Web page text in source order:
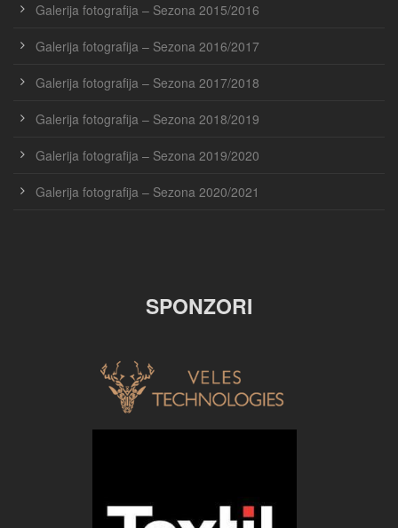
Galerija fotografija – Sezona 2015/2016
Galerija fotografija – Sezona 2016/2017
Galerija fotografija – Sezona 2017/2018
Galerija fotografija – Sezona 2018/2019
Galerija fotografija – Sezona 2019/2020
Galerija fotografija – Sezona 2020/2021
SPONZORI